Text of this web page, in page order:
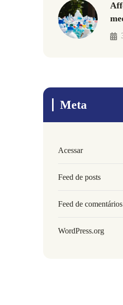
Meta
Acessar
Feed de posts
Feed de comentários
WordPress.org